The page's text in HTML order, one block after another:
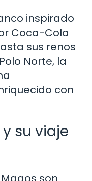
inspirado
Coca-Cola
sus renos
Norte, la
con
y su viaje